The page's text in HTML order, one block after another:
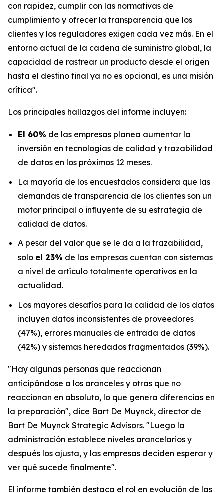
con rapidez, cumplir con las normativas de
cumplimiento y ofrecer la transparencia que los
clientes y los reguladores exigen cada vez más. En el
entorno actual de la cadena de suministro global, la
capacidad de rastrear un producto desde el origen
hasta el destino final ya no es opcional, es una misión
crítica".
Los principales hallazgos del informe incluyen:
El 60% de las empresas planea aumentar la
inversión en tecnologías de calidad y trazabilidad
de datos en los próximos 12 meses.
La mayoría de los encuestados considera que las
demandas de transparencia de los clientes son un
motor principal o influyente de su estrategia de
calidad de datos.
A pesar del valor que se le da a la trazabilidad,
solo el 23% de las empresas cuentan con sistemas
a nivel de artículo totalmente operativos en la
actualidad.
Los mayores desafíos para la calidad de los datos
incluyen datos inconsistentes de proveedores
(47%), errores manuales de entrada de datos
(42%) y sistemas heredados fragmentados (39%).
"Hay algunas personas que reaccionan
anticipándose a los aranceles y otras que no
reaccionan en absoluto, lo que genera diferencias en
la preparación", dice Bart De Muynck, director de
Bart De Muynck Strategic Advisors. "Luego la
administración establece niveles arancelarios y
después los ajusta, y las empresas deciden esperar y
ver qué sucede finalmente".
El informe también destaca el rol en evolución de las